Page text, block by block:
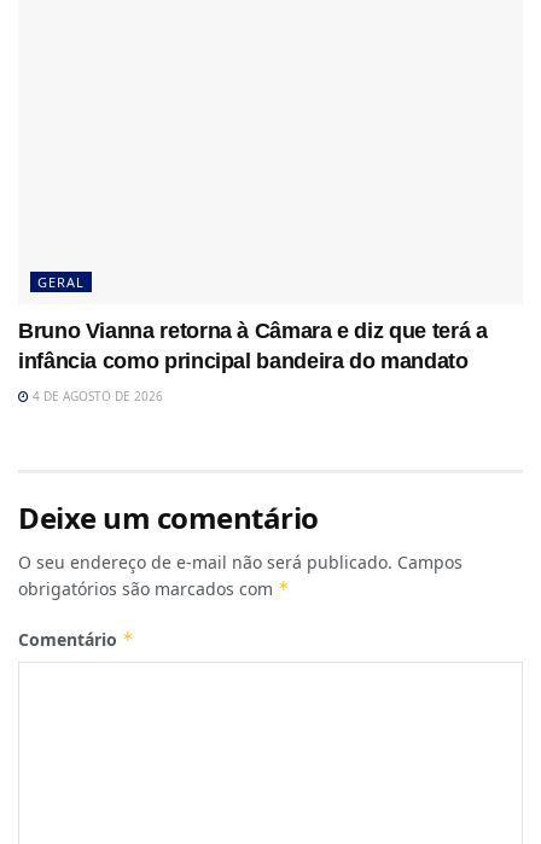
GERAL
Bruno Vianna retorna à Câmara e diz que terá a
infância como principal bandeira do mandato
4 DE AGOSTO DE 2026
Deixe um comentário
O seu endereço de e-mail não será publicado. Campos
obrigatórios são marcados com *
Comentário *